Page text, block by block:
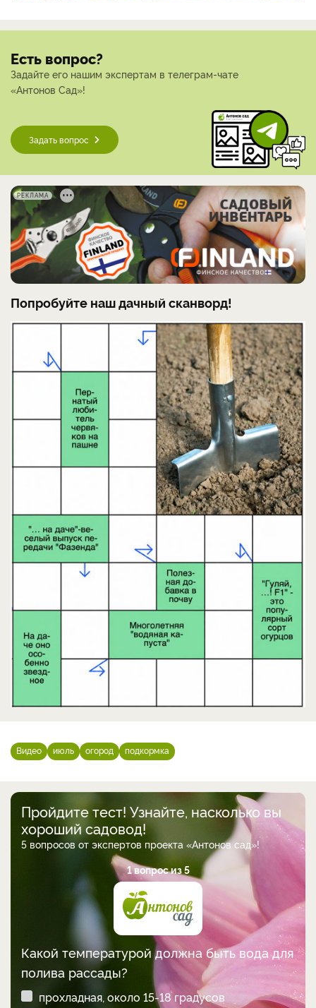
Есть вопрос?
Задайте его нашим экспертам в телеграм-чате
«Антонов Сад»!
Задать вопрос
РЕКЛАМА
Попробуйте наш дачный сканворд!
Видео июль огород подкормка
Пройдите тест! Узнайте, насколько вы
хороший садовод!
5 вопросов от экспертов проекта «Антонов сад»!
1 вопрос из 5
Какой температурой должна быть вода для
полива рассады?
прохладная, около 15-18 градусов